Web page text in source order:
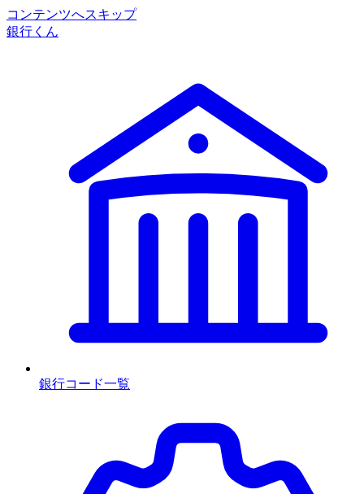
コンテンツへスキップ
銀行くん
銀行コード一覧